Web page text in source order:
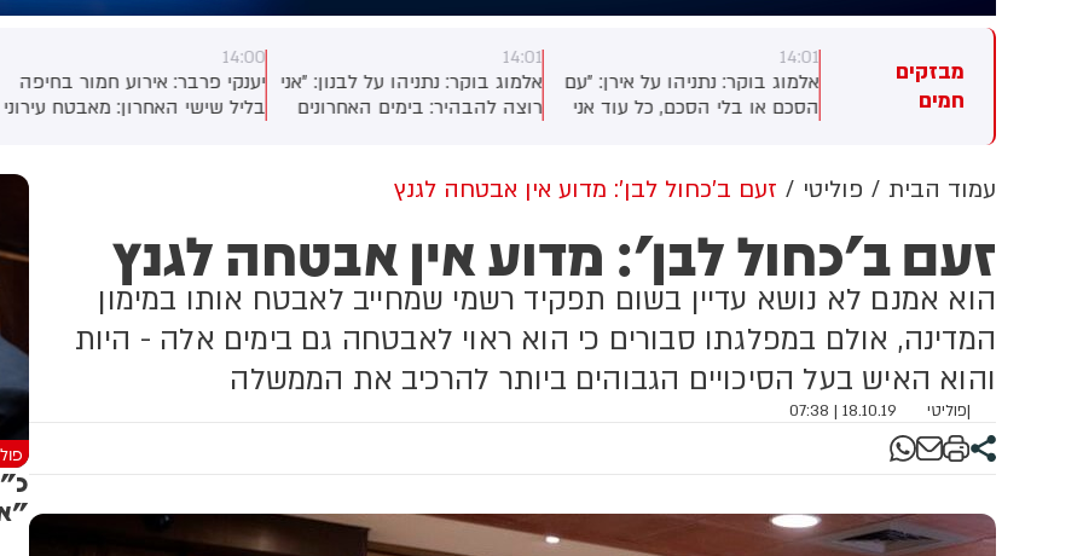
מבזקים
חמים
רביד: בית החולים רמב"ם על
של משפחות החיילים
"בבית החולים ניתן
ובוודאי לחיילי צה"ל,
ומתחקרים לעומק פניות
זה. לאחר בירור האירוע, אנו
טענות ליחס לא הולם
14:01
אלמוג בוקר: נתניהו על אירן: ״עם
הסכם או בלי הסכם, כל עוד אני
היקרה שלנו, המדינה של כולנו,
הקיום של ישראל, אינו עומד
למשא ומתן״.
14:01
אלמוג בוקר: נתניהו על לבנון: ״אני
רוצה להבהיר: בימים האחרונים
טאהר. אני לא יכול לפרט את זה.
אנחנו בתוך פעילות חשובה
ובתבונה. גם בנחישות וגם
בתבונה עם צבא ההגנה לישראל
ומחסלים איומים.
14:00
יענקי פרבר: אירוע חמור בחיפה
בליל שישי האחרון: מאבטח עירוני
המשפחות נותרו נצורות במקום
במשך כשעה, עד שהמשטרה
הוזעקה למקום וחילצה אותן
עמוד הבית פוליטי זעם ב'כחול לבן': מדוע אין אבטחה לגנץ
זעם ב'כחול לבן': מדוע אין אבטחה לגנץ
הוא אמנם לא נושא עדיין בשום תפקיד רשמי שמחייב לאבטח אותו במימון
המדינה, אולם במפלגתו סבורים כי הוא ראוי לאבטחה גם בימים אלה - היות
והוא האיש בעל הסיכויים הגבוהים ביותר להרכיב את הממשלה
|פוליטי 18.10.19 | 07:38